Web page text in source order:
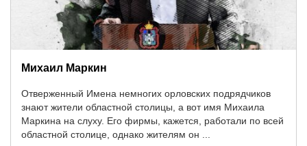
Михаил Маркин
Отверженный Имена немногих орловских подрядчиков
знают жители областной столицы, а вот имя Михаила
Маркина на слуху. Его фирмы, кажется, работали по всей
областной столице, однако жителям он ...